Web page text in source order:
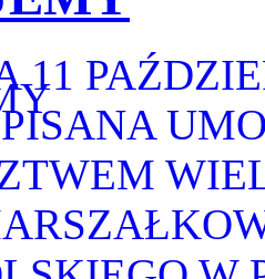
11